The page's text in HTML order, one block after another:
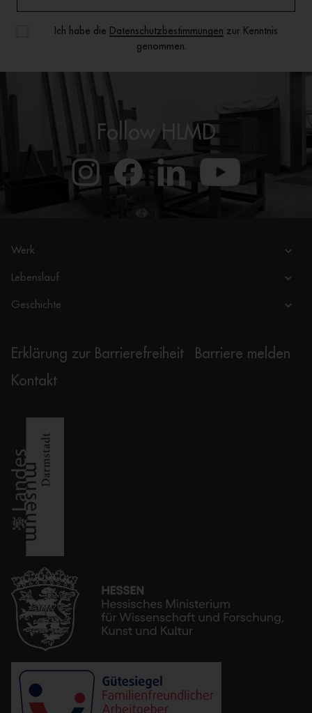
Ich habe die Datenschutzbestimmungen zur Kenntnis
genommen.
Follow HLMD
Werk
Lebenslauf
Geschichte
Erklärung zur Barrierefreiheit
Barriere melden
Kontakt